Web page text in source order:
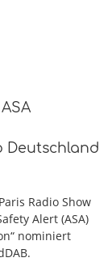
Deutschland
Radio Show
Alert (ASA)
nominiert